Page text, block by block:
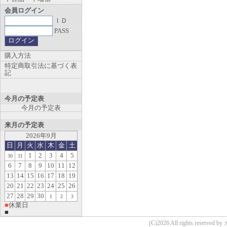
会員ログイン
ＩＤ
PASS
購入方法
特定商取引法に基づく表
記
今月の予定表
今月の予定表
来月の予定表
2026年9月
日
月 火 水 木 金 土
30 31 1 2 3 4
5
6
7 8 9 10 11
12
13 14 15 16 17 18 19
20 21 22 23 24 25 26
27 28 29 30 1 2 3
■休業日
■
(C)2026 All rights reserved by